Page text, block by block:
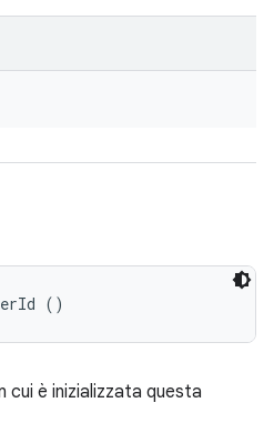
()
è inizializzata questa